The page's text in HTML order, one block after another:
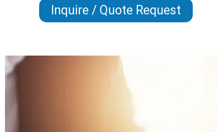
Inquire / Quote Request